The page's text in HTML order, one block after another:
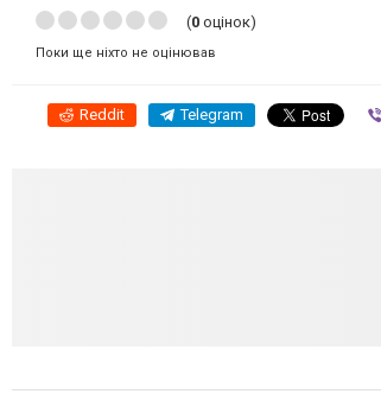
(0 оцінок)
Поки ще ніхто не оцінював
Reddit Telegram